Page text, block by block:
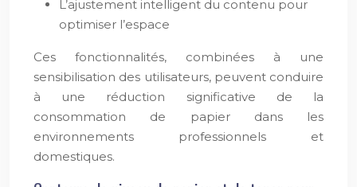
L’ajustement intelligent du contenu pour
optimiser l’espace
Ces fonctionnalités, combinées à une
sensibilisation des utilisateurs, peuvent conduire
à une réduction significative de la
consommation de papier dans les
environnements professionnels et
domestiques.